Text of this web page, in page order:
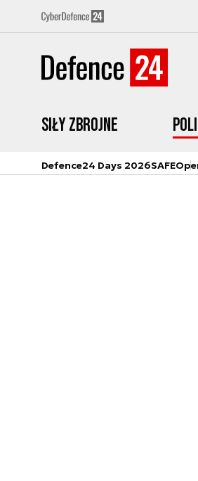
Siły zbrojne
Defence24 Days 2026SAFE